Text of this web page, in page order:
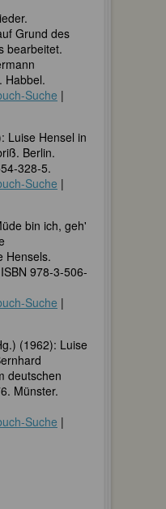
Grund des
bearbeitet.
Habbel.
Suche |
Luise Hensel in
Berlin.
328-5.
Suche |
bin ich, geh'
Hensels.
978-3-506-
Suche |
(1962): Luise
deutschen
Münster.
Suche |